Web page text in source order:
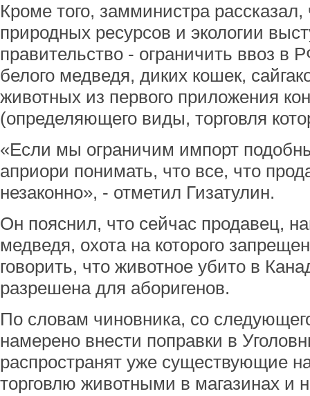
Кроме того, замминистра
природных ресурсов и экологии
правительство - ограничить ввоз в
белого медведя, диких кошек,
животных из первого приложения
(определяющего виды, торговля
«Если мы ограничим импорт
априори понимать, что все, что
незаконно», - отметил Гизатулин.
Он пояснил, что сейчас продавец,
медведя, охота на которого
говорить, что животное убито в
разрешена для аборигенов.
По словам чиновника, со
намерено внести поправки в
распространят уже существующие
торговлю животными в магазинах и